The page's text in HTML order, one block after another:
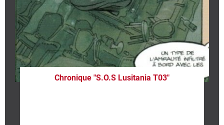
Chronique "S.O.S Lusitania T03"